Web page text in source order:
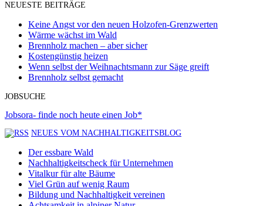
NEUESTE BEITRÄGE
Keine Angst vor den neuen Holzofen-Grenzwerten
Wärme wächst im Wald
Brennholz machen – aber sicher
Kostengünstig heizen
Wenn selbst der Weihnachtsmann zur Säge greift
Brennholz selbst gemacht
JOBSUCHE
Jobsora- finde noch heute einen Job*
NEUES VOM NACHHALTIGKEITSBLOG
Der essbare Wald
Nachhaltigkeitscheck für Unternehmen
Vitalkur für alte Bäume
Viel Grün auf wenig Raum
Bildung und Nachhaltigkeit vereinen